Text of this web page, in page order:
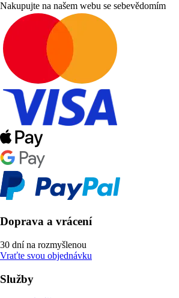
Nakupujte na našem webu se sebevědomím
Doprava a vrácení
30 dní na rozmyšlenou
Vraťte svou objednávku
Služby